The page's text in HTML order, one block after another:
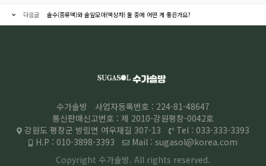
다음글 솔수(증류액)와 솔잎모아(액상차) 둘 중에 어떤 게 좋은가요?
수가솔방
사업자등록번호 : 224-81-48647
통신판매신고번호 : 제 2010-강원평창-0042호
강원도 평창군 방림면 여우재길 307-13
Tel : 033-333-3393
H.P : 010-3898-3393
Mail : sugasol@korea.com
Copyright 수가솔방. All rights reserved.